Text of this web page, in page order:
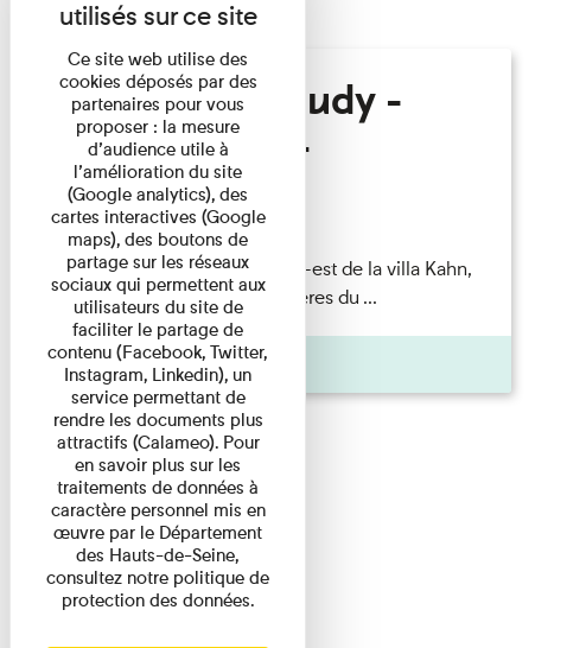
Hélène Gaudy -
Villa Zamir
Lecture
couchant) [Angle nord-est de la villa Kahn,
dite villa Zamir et lumières du ...
Pages
Ce site web utilise des
cookies déposés par des
partenaires pour vous
proposer : la mesure
d’audience utile à
l’amélioration du site
(Google analytics), des
cartes interactives (Google
maps), des boutons de
partage sur les réseaux
sociaux qui permettent aux
utilisateurs du site de
faciliter le partage de
contenu (Facebook, Twitter,
Instagram, Linkedin), un
service permettant de
rendre les documents plus
attractifs (Calameo). Pour
en savoir plus sur les
traitements de données à
caractère personnel mis en
œuvre par le Département
des Hauts-de-Seine,
consultez notre politique de
protection des données.